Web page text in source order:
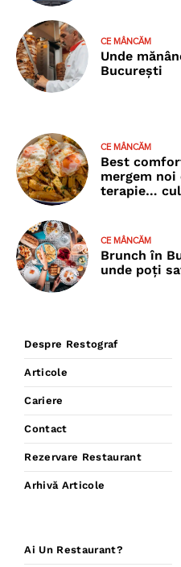
CE MÂNCĂM
Unde
București
CE MÂNCĂM
Best
mergem noi
terapie…
CE MÂNCĂM
Brunch în
unde poţi
Despre Restograf
Articole
Cariere
Contact
Rezervare Restaurant
Arhivă Articole
Ai Un Restaurant?